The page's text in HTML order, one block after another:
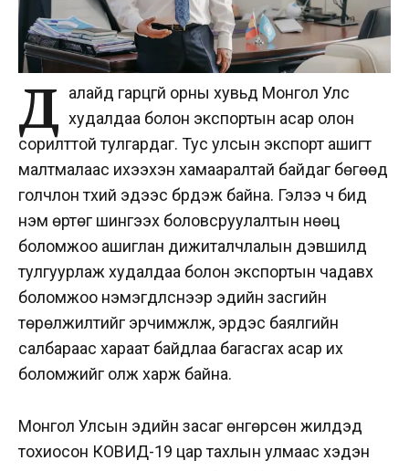
Д алайд гарцгүй орны хувьд Монгол Улс
худалдаа болон экспортын асар олон
сорилттой тулгардаг. Тус улсын экспорт ашигт
малтмалаас ихээхэн хамааралтай байдаг бөгөөд
голчлон түүхий эдээс бүрдэж байна. Гэлээ ч бид
нэмүү өртөг шингээх боловсруулалтын нөөц
боломжоо ашиглан дижиталчлалын дэвшилд
тулгуурлаж худалдаа болон экспортын чадавх
боломжоо нэмэгдүүлснээр эдийн засгийн
төрөлжилтийг эрчимжүүлж, эрдэс баялгийн
салбараас хараат байдлаа багасгах асар их
боломжийг олж харж байна.
Монгол Улсын эдийн засаг өнгөрсөн жилүүдэд
тохиосон КОВИД-19 цар тахлын улмаас хэдэн